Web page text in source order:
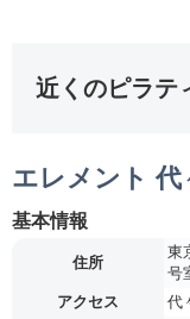
近くのピラテ
エレメント 代
基本情報
住所
東
号
アクセス
代